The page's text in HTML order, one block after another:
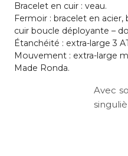
Bracelet en cuir : veau.
Fermoir : bracelet en
cuir boucle déployante –
Étanchéité : extra-large 3
Mouvement : extra-large
Made Ronda.
Avec